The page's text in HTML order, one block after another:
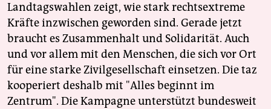
Landtagswahlen zeigt, wie stark rechtsextreme
Kräfte inzwischen geworden sind. Gerade jetzt
braucht es Zusammenhalt und Solidarität. Auch
und vor allem mit den Menschen, die sich vor Ort
für eine starke Zivilgesellschaft einsetzen. Die taz
kooperiert deshalb mit "Alles beginnt im
Zentrum". Die Kampagne unterstützt bundesweit